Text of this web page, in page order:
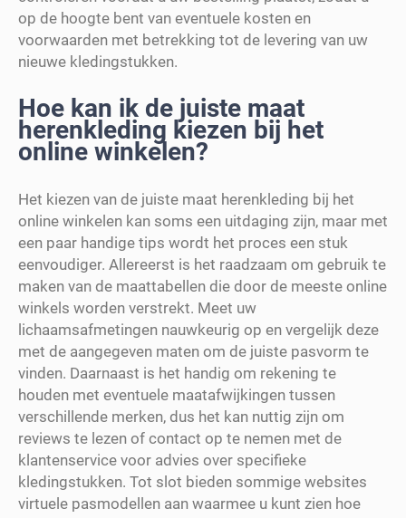
op de hoogte bent van eventuele kosten en
voorwaarden met betrekking tot de levering van uw
nieuwe kledingstukken.
Hoe kan ik de juiste maat
herenkleding kiezen bij het
online winkelen?
Het kiezen van de juiste maat herenkleding bij het
online winkelen kan soms een uitdaging zijn, maar met
een paar handige tips wordt het proces een stuk
eenvoudiger. Allereerst is het raadzaam om gebruik te
maken van de maattabellen die door de meeste online
winkels worden verstrekt. Meet uw
lichaamsafmetingen nauwkeurig op en vergelijk deze
met de aangegeven maten om de juiste pasvorm te
vinden. Daarnaast is het handig om rekening te
houden met eventuele maatafwijkingen tussen
verschillende merken, dus het kan nuttig zijn om
reviews te lezen of contact op te nemen met de
klantenservice voor advies over specifieke
kledingstukken. Tot slot bieden sommige websites
virtuele pasmodellen aan waarmee u kunt zien hoe